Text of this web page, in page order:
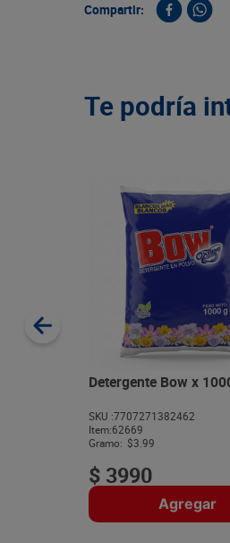
Compartir:
Te podría
Detergente Bow x
SKU :7707271382462
Item:62669
Gramo: $3.99
$ 3990
Agregar